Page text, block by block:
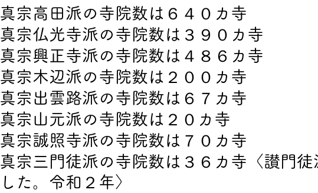
真宗高田派の寺院数は６４０カ寺
真宗仏光寺派の寺院数は３９０カ寺
真宗興正寺派の寺院数は４８６カ寺
真宗木辺派の寺院数は２００カ寺
真宗出雲路派の寺院数は６７カ寺
真宗山元派の寺院数は２０カ寺
真宗誠照寺派の寺院数は７０カ寺
真宗三門徒派の寺院数は３６カ寺〈讃門徒
した。令和２年〉